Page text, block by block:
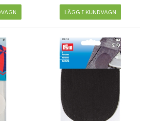
LÄGG I KUNDVAGN